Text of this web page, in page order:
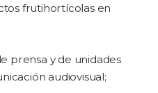
frutihortícolas en
prensa y de unidades
audiovisual;